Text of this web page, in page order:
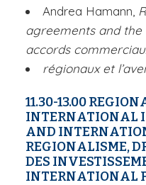
Andrea Hamann,
agreements and
accords
régionaux et
11.30-13.00
INTERNATIONAL
AND
REGIONALISME,
DES
INTERNATIONAL